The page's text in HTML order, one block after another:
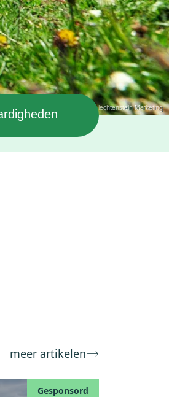
© Liechtenstein Marketing
meer artikelen
Gesponsord